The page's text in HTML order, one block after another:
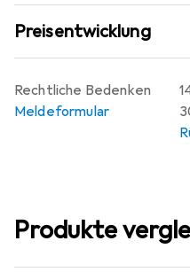
Preisentwicklung
Rechtliche Bedenken
Meldeformular
Produkte